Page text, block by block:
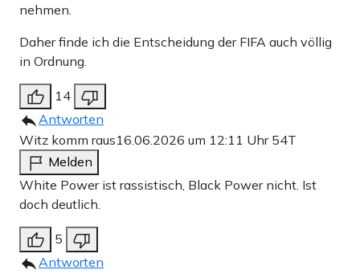
nehmen.
Daher finde ich die Entscheidung der FIFA auch völlig
in Ordnung.
14
Antworten
Witz komm raus16.06.2026 um 12:11 Uhr 54T
Melden
White Power ist rassistisch, Black Power nicht. Ist
doch deutlich.
5
Antworten